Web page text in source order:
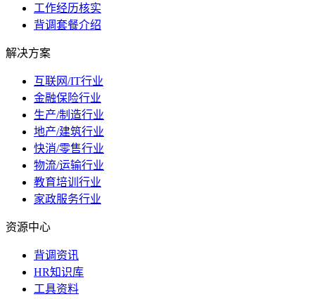
工作经历核实
背调套餐介绍
解决方案
互联网/IT行业
金融保险行业
生产/制造行业
地产/建筑行业
快消/零售行业
物流/运输行业
教育培训行业
家政服务行业
资源中心
背调资讯
HR知识库
工具资料